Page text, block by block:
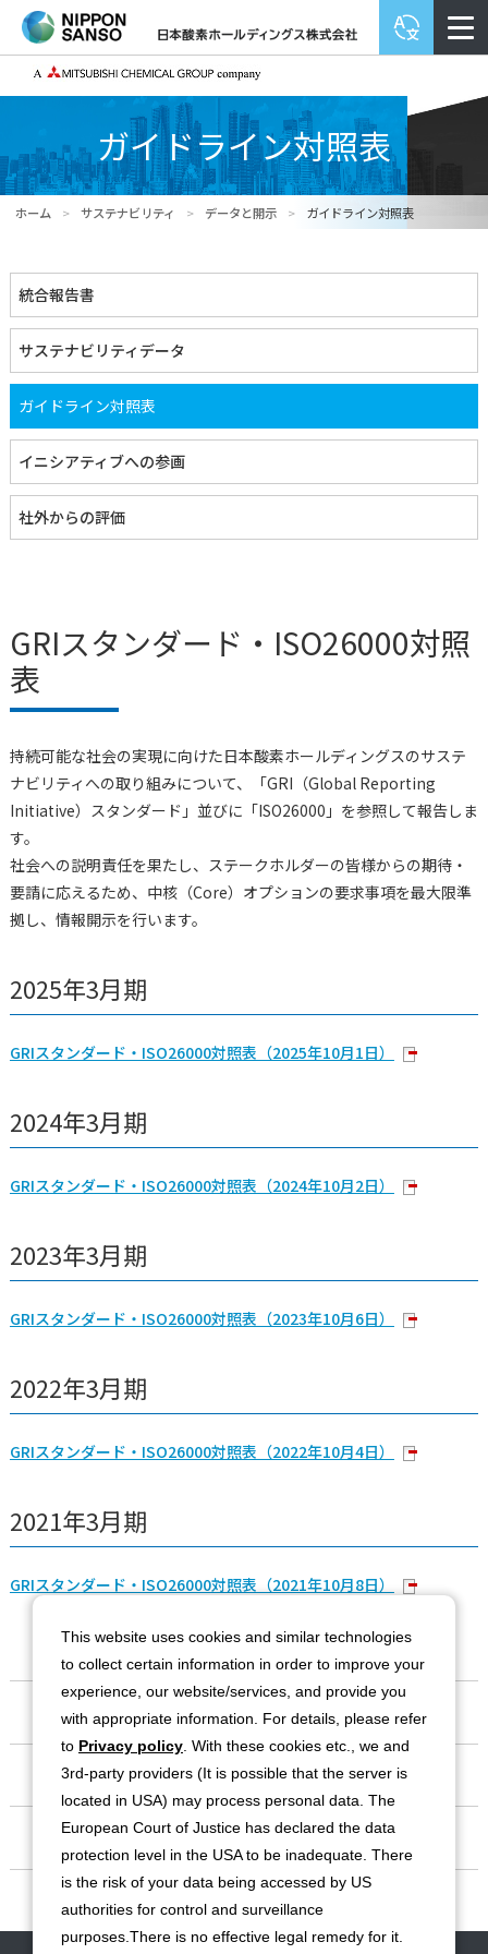
ガイドライン対照表
ホーム > サステナビリティ > データと開示 > ガイドライン対照表
統合報告書
サステナビリティデータ
ガイドライン対照表
イニシアティブへの参画
社外からの評価
GRIスタンダード・ISO26000対照
表
持続可能な社会の実現に向けた日本酸素ホールディングスのサステ
ナビリティへの取り組みについて、「GRI（Global Reporting
Initiative）スタンダード」並びに「ISO26000」を参照して報告しま
す。
社会への説明責任を果たし、ステークホルダーの皆様からの期待・
要請に応えるため、中核（Core）オプションの要求事項を最大限準
拠し、情報開示を行います。
2025年3月期
GRIスタンダード・ISO26000対照表（2025年10月1日）
2024年3月期
GRIスタンダード・ISO26000対照表（2024年10月2日）
2023年3月期
GRIスタンダード・ISO26000対照表（2023年10月6日）
2022年3月期
GRIスタンダード・ISO26000対照表（2022年10月4日）
2021年3月期
GRIスタンダード・ISO26000対照表（2021年10月8日）
会社情報
事業紹介
IR情報
サステナビリティ
This website uses cookies and similar technologies
to collect certain information in order to improve your
experience, our website/services, and provide you
with appropriate information. For details, please refer
to Privacy policy . With these cookies etc., we and
3rd-party providers (It is possible that the server is
located in USA) may process personal data. The
European Court of Justice has declared the data
protection level in the USA to be inadequate. There
is the risk of your data being accessed by US
authorities for control and surveillance
purposes.There is no effective legal remedy for it.